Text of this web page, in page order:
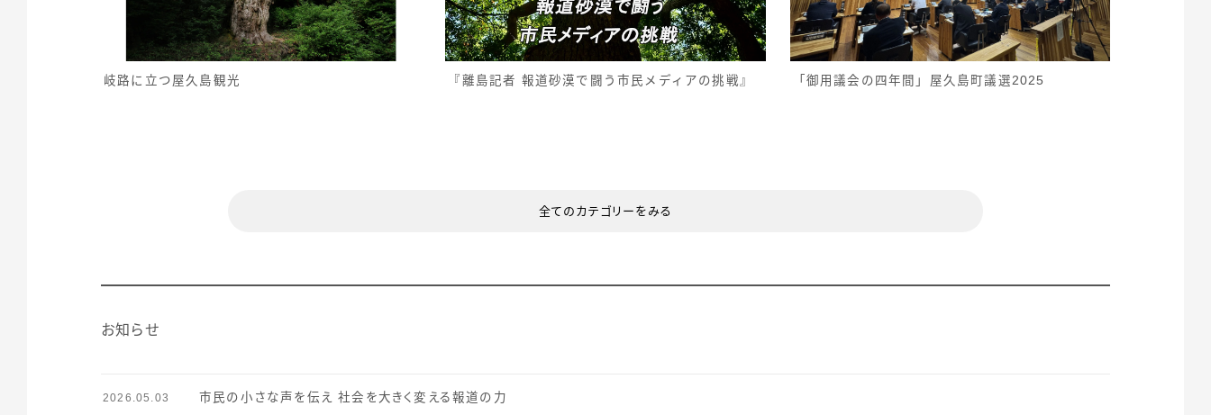
岐路に立つ屋久島観光 『離島記者 報道砂漠で闘う市民メディアの挑戦』 「御用議会の四年間」屋久島町議選2025
全てのカテゴリーをみる
お知らせ
市民の小さな声を伝え 社会を大きく変える報道の力
2026.05.03